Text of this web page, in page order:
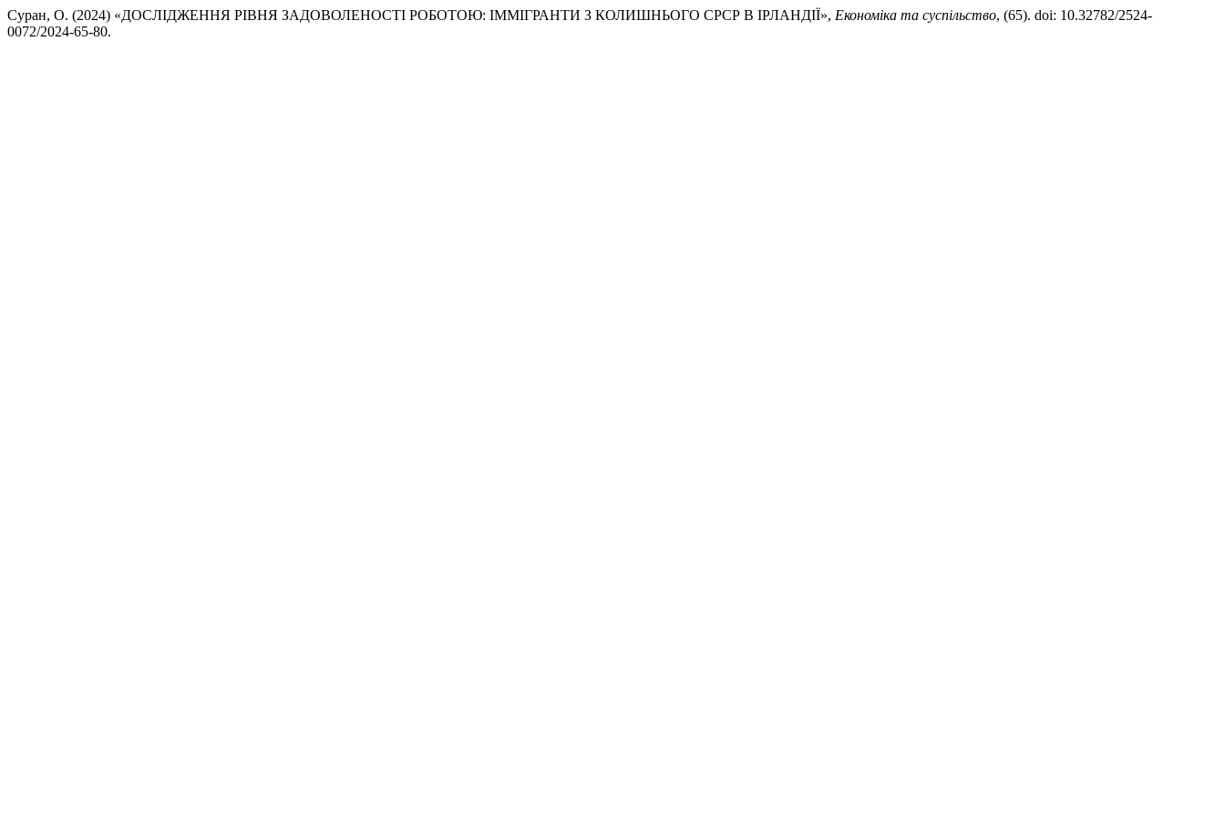
Суран, О. (2024) «ДОСЛІДЖЕННЯ РІВНЯ ЗАДОВОЛЕНОСТІ РОБОТОЮ: ІММІГРАНТИ З КОЛИШНЬОГО СРСР В ІРЛАНДІЇ», Економіка та суспільство, (65). doi: 10.32782/2524-
0072/2024-65-80.